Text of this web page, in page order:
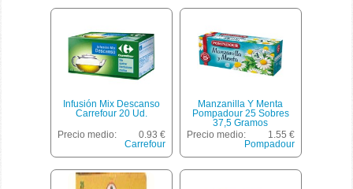
Infusión Mix Descanso
Carrefour 20 Ud.
Precio medio:
0.93 €
Carrefour
Manzanilla Y Menta
Pompadour 25 Sobres
37,5 Gramos
Precio medio:
1.55 €
Pompadour